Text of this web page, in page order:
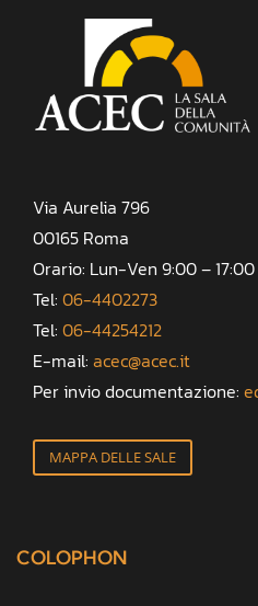
Via Aurelia 796
00165 Roma
Orario: Lun-Ven 9:00 – 17:00
Tel: 06-4402273
Tel: 06-44254212
E-mail: acec@acec.it
Per invio documentazione:
MAPPA DELLE SALE
COLOPHON